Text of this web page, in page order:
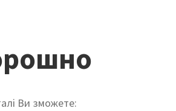
Ви зможете: